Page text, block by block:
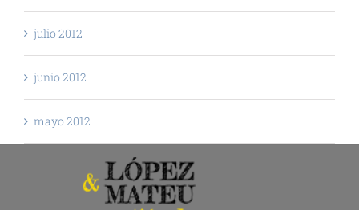
julio 2012
junio 2012
mayo 2012